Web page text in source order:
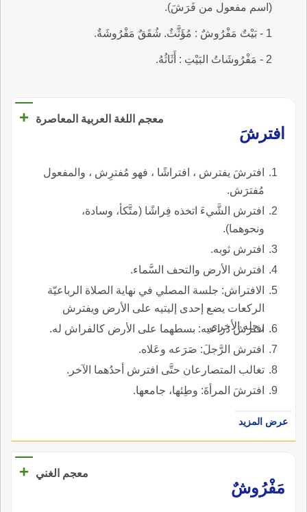
(اسم مفعول من فَرَشَ).
1 - بَيْتٌ مَفْرُوشٌ : مُؤَثَّثٌ. شُقَقٌ مَفْرُوشَةٌ.
2 - مَفْرُوشَاتُ البَيْتِ : أَثَاثُهُ.
معجم اللغة العربية المعاصرة
+
افترشَ
افترشَ يفترش ، افتراشًا ، فهو مُفترِش ، والمفعول
مُفترَش.
افترش الشَّيءَ اتخذه فِراشًا (متَّكأ، وسادة،
ونحوهما).
افترش ثوبه.
افترش الأرض والتحف السَّماء.
الافتراش: جلسة المصلي في نهاية الصلاة الرباعيّة
الركعات يضع إحدى إليتيه على الأرض ويفترش
رجله الأخرى.
افترش ذراعيه: بسطهما على الأرض كالفراش له.
افترش الرَّجلَ: صَرَعه وعَلاه.
تغالب المتصارعان حتَّى افترش أحدُهما الآخر.
افترشَ المرأةَ: وطِئها، جامعها.
عرض المزيد
معجم الغني
+
مَفْرُوشٌ